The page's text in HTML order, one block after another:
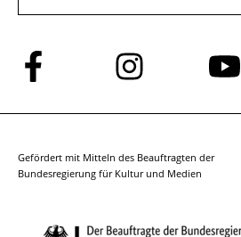
Folge
uns
auf
Folge
uns
auf
Folge
auf
Gefördert mit Mitteln des Beauftragten der
Bundesregierung für Kultur und Medien